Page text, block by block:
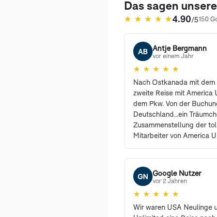
Das sagen
★ ★ ★ ★ ★4.90/5150
(öffnet in neuem Tab)
AB Antje Bergmann
vor einem Jahr
★ ★ ★ ★ ★
Nach Ostkanada mit
zweite Reise mit America
dem Pkw. Von der
Deutschland...ein
Zusammenstellung der
Mitarbeiter von America
sehr freundlich
den Profis waren
können und werden
weiterempfehlen. Auch
begeistert und sind es
Dank an Herrn Sanders
GN Google Nutzer
vor 2 Jahren
★ ★ ★ ★ ★
Wir waren USA Neulinge